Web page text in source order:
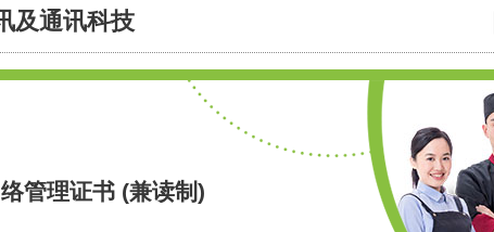
及通讯科技
管理证书 (兼读制)